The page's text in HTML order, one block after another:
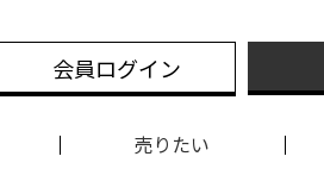
会員ログイン
売りたい